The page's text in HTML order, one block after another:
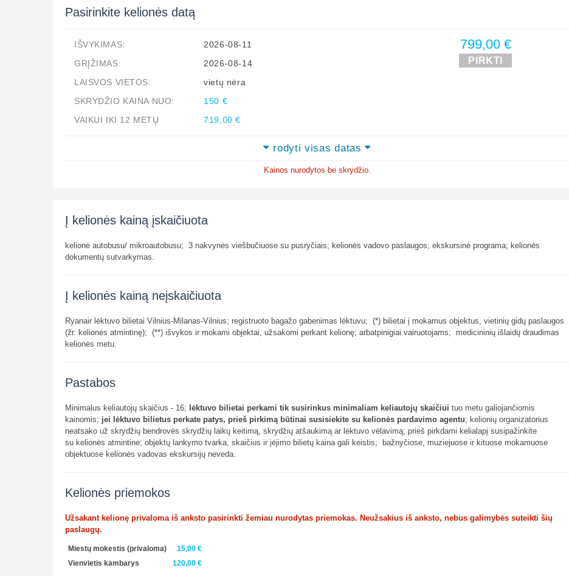
Pasirinkite kelionės datą
IŠVYKIMAS:
2026-08-11
GRĮŽIMAS:
2026-08-14
LAISVOS VIETOS:
vietų nėra
SKRYDŽIO KAINA NUO:
150 €
VAIKUI IKI 12 METŲ
719,00 €
799,00 €
PIRKTI
rodyti visas datas
Kainos nurodytos be skrydžio.
Į kelionės kainą įskaičiuota
kelionė autobusu/ mikroautobusu; 3 nakvynės viešbučiuose su pusryčiais; kelionės vadovo paslaugos; ekskursinė programa; kelionės
dokumentų sutvarkymas.
Į kelionės kainą neįskaičiuota
Ryanair lėktuvo bilietai Vilnius-Milanas-Vilnius; registruoto bagažo gabenimas lėktuvu; (*) bilietai į mokamus objektus, vietinių gidų paslaugos
(žr. kelionės atmintinę); (**) išvykos ir mokami objektai, užsakomi perkant kelionę; arbatpinigiai vairuotojams; medicininių išlaidų draudimas
kelionės metu.
Pastabos
Minimalus keliautojų skaičius - 16; lėktuvo bilietai perkami tik susirinkus minimaliam keliautojų skaičiui tuo metu galiojančiomis
kainomis; jei lėktuvo bilietus perkate patys, prieš pirkimą būtinai susisiekite su kelionės pardavimo agentu; kelionių organizatorius
neatsako už skrydžių bendrovės skrydžių laikų keitimą, skrydžių atšaukimą ar lėktuvo vėlavimą; prieš pirkdami kelialapį susipažinkite
su kelionės atmintine; objektų lankymo tvarka, skaičius ir įėjimo bilietų kaina gali keistis; bažnyčiose, muziejuose ir kituose mokamuose
objektuose kelionės vadovas ekskursijų neveda.
Kelionės priemokos
Užsakant kelionę privaloma iš anksto pasirinkti žemiau nurodytas priemokas. Neužsakius iš anksto, nebus galimybės suteikti šių
paslaugų.
Miestų mokestis (privaloma)
15,00 €
Vienvietis kambarys
120,00 €